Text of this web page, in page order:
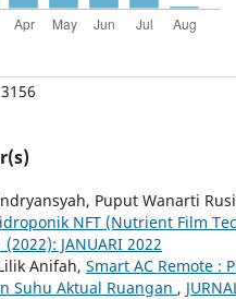
Puput Wanarti
NFT (Nutrient Film
(2022): JANUARI 2022
Anifah, Smart AC Remote :
Suhu Aktual Ruangan ,